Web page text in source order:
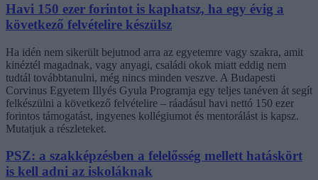
Havi 150 ezer forintot is kaphatsz, ha egy évig a
következő felvételire készülsz
Ha idén nem sikerült bejutnod arra az egyetemre vagy szakra, amit
kinéztél magadnak, vagy anyagi, családi okok miatt eddig nem
tudtál továbbtanulni, még nincs minden veszve. A Budapesti
Corvinus Egyetem Illyés Gyula Programja egy teljes tanéven át segít
felkészülni a következő felvételire – ráadásul havi nettó 150 ezer
forintos támogatást, ingyenes kollégiumot és mentorálást is kapsz.
Mutatjuk a részleteket.
PSZ: a szakképzésben a felelősség mellett hatáskört
is kell adni az iskoláknak